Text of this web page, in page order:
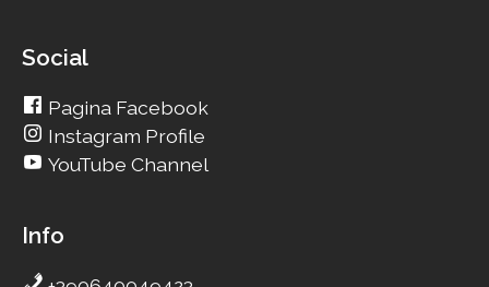
Social
Pagina Facebook
Instagram Profile
YouTube Channel
Info